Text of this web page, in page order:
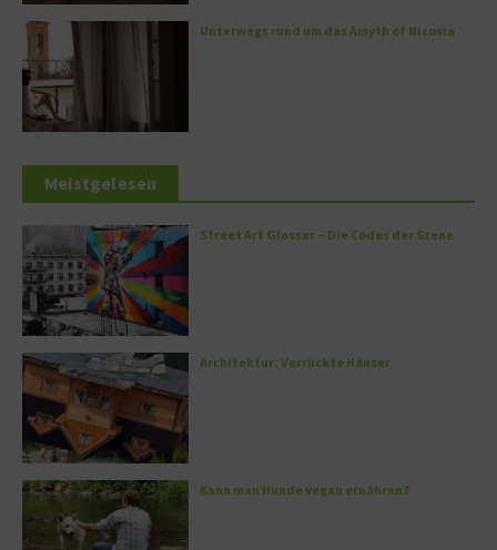
Unterwegs rund um das Amyth of Nicosia
Meistgelesen
Street Art Glossar – Die Codes der Szene
Architektur: Verrückte Häuser
Kann man Hunde vegan ernähren?